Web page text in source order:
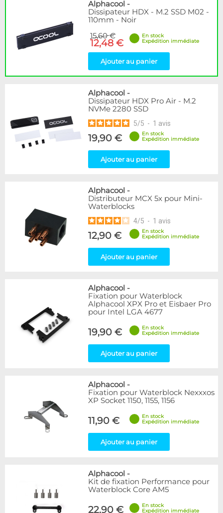
Disponibilité / Promotions
Articles en promotions
Appliquer
Alphacool -
Dissipateur HDX - M.2 SSD M02 -
110mm - Noir
15,60 €
12,48 €
En stock
Expédition immédiate
Ajouter au panier
Alphacool -
Dissipateur HDX Pro Air - M.2
NVMe 2280 SSD
5/5 - 1 avis
19,90 €
En stock
Expédition immédiate
Ajouter au panier
Alphacool -
Distributeur MCX 5x pour Mini-
Waterblocks
4/5 - 1 avis
12,90 €
En stock
Expédition immédiate
Ajouter au panier
Alphacool -
Fixation pour Waterblock
Alphacool XPX Pro et Eisbaer Pro
pour Intel LGA 4677
19,90 €
En stock
Expédition immédiate
Ajouter au panier
Alphacool -
Fixation pour Waterblock Nexxxos
XP Socket 1150, 1155, 1156
11,90 €
En stock
Expédition immédiate
Ajouter au panier
Alphacool -
Kit de fixation Performance pour
Waterblock Core AM5
22,90 €
En stock
Expédition immédiate